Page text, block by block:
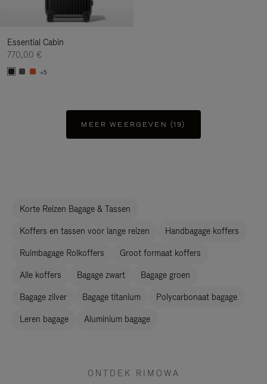
Essential Cabin
770,00 €
+5
MEER WEERGEVEN (19)
Korte Reizen Bagage & Tassen
Koffers en tassen voor lange reizen Handbagage koffers
Ruimbagage Rolkoffers Groot formaat koffers
Alle koffers Bagage zwart Bagage groen
Bagage zilver Bagage titanium Polycarbonaat bagage
Leren bagage Aluminium bagage
ONTDEK RIMOWA